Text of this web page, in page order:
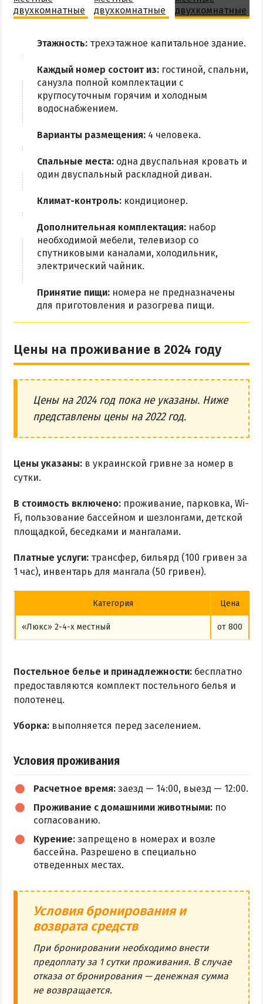
Этажность: трехэтажное капитальное здание.
Каждый номер состоит из: гостиной, спальни,
санузла полной комплектации с
круглосуточным горячим и холодным
водоснабжением.
Варианты размещения: 4 человека.
Спальные места: одна двуспальная кровать и
один двуспальный раскладной диван.
Климат-контроль: кондиционер.
Дополнительная комплектация: набор
необходимой мебели, телевизор со
спутниковыми каналами, холодильник,
электрический чайник.
Принятие пищи: номера не предназначены
для приготовления и разогрева пищи.
Цены на проживание в 2024 году
Цены на 2024 год пока не указаны. Ниже
представлены цены на 2022 год.
Цены указаны: в украинской гривне за номер в
сутки.
В стоимость включено: проживание, парковка, Wi-
Fi, пользование бассейном и шезлонгами, детской
площадкой, беседками и мангалами.
Платные услуги: трансфер, бильярд (100 гривен за
1 час), инвентарь для мангала (50 гривен).
Категория Цена
«Люкс» 2-4-х местный от 800
Постельное белье и принадлежности: бесплатно
предоставляются комплект постельного белья и
полотенец.
Уборка: выполняется перед заселением.
Условия проживания
Расчетное время: заезд — 14:00, выезд — 12:00.
Проживание с домашними животными: по
согласованию.
Курение: запрещено в номерах и возле
бассейна. Разрешено в специально
отведенных местах.
Условия бронирования и
возврата средств
При бронировании необходимо внести
предоплату за 1 сутки проживания. В случае
отказа от бронирования — денежная сумма
не возвращается.